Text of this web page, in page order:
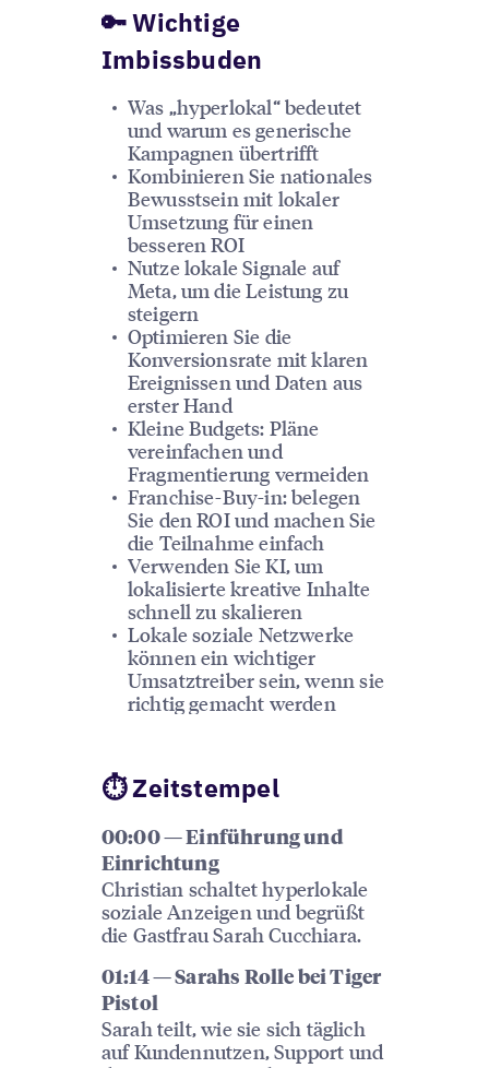
🔑 Wichtige
Imbissbuden
Was „hyperlokal“ bedeutet
und warum es generische
Kampagnen übertrifft
Kombinieren Sie nationales
Bewusstsein mit lokaler
Umsetzung für einen
besseren ROI
Nutze lokale Signale auf
Meta, um die Leistung zu
steigern
Optimieren Sie die
Konversionsrate mit klaren
Ereignissen und Daten aus
erster Hand
Kleine Budgets: Pläne
vereinfachen und
Fragmentierung vermeiden
Franchise-Buy-in: belegen
Sie den ROI und machen Sie
die Teilnahme einfach
Verwenden Sie KI, um
lokalisierte kreative Inhalte
schnell zu skalieren
Lokale soziale Netzwerke
können ein wichtiger
Umsatztreiber sein, wenn sie
richtig gemacht werden
⏱ Zeitstempel
00:00 — Einführung und
Einrichtung
Christian schaltet hyperlokale
soziale Anzeigen und begrüßt
die Gastfrau Sarah Cucchiara.
01:14 — Sarahs Rolle bei Tiger
Pistol
Sarah teilt, wie sie sich täglich
auf Kundennutzen, Support und